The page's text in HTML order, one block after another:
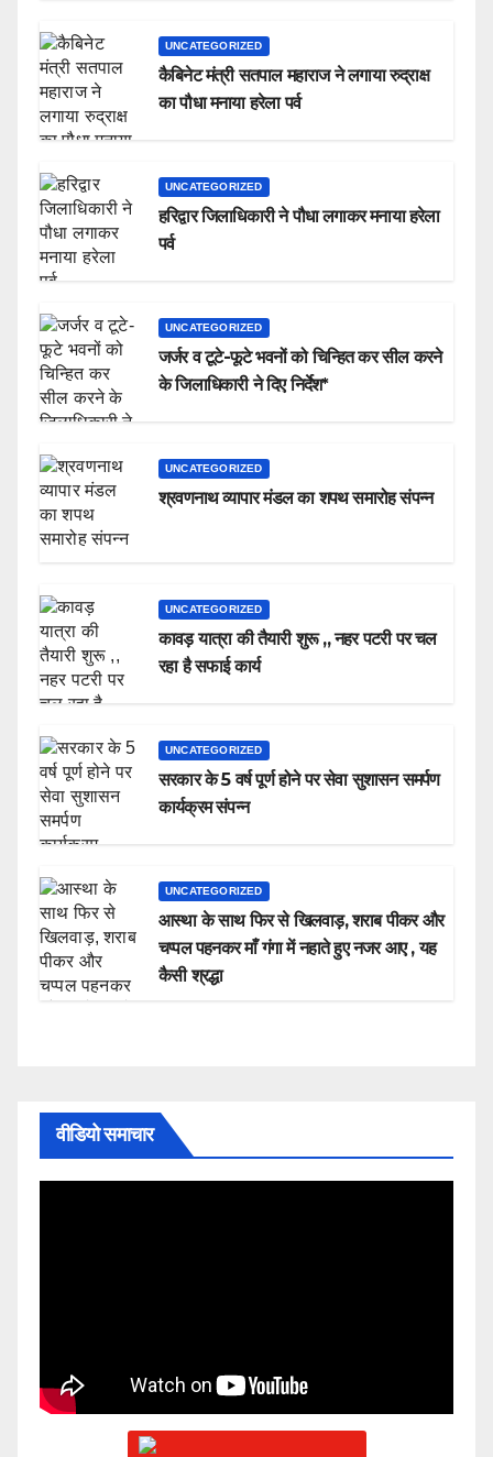
UNCATEGORIZED
कैबिनेट मंत्री सतपाल महाराज ने लगाया रुद्राक्ष
का पौधा मनाया हरेला पर्व
UNCATEGORIZED
हरिद्वार जिलाधिकारी ने पौधा लगाकर मनाया हरेला
पर्व
UNCATEGORIZED
जर्जर व टूटे-फूटे भवनों को चिन्हित कर सील करने
के जिलाधिकारी ने दिए निर्देश*
UNCATEGORIZED
श्रवणनाथ व्यापार मंडल का शपथ समारोह संपन्न
UNCATEGORIZED
कावड़ यात्रा की तैयारी शुरू ,, नहर पटरी पर चल
रहा है सफाई कार्य
UNCATEGORIZED
सरकार के 5 वर्ष पूर्ण होने पर सेवा सुशासन समर्पण
कार्यक्रम संपन्न
UNCATEGORIZED
आस्था के साथ फिर से खिलवाड़, शराब पीकर और
चप्पल पहनकर माँ गंगा में नहाते हुए नजर आए , यह
कैसी श्रद्धा
वीडियो समाचार